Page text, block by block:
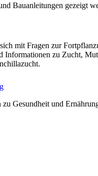
Bauanleitungen gezeigt
mit Fragen zur
Informationen zu Zucht,
Gesundheit und